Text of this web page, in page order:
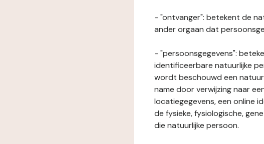
- "ontvanger": betekent de
ander orgaan dat
- "persoonsgegevens":
identificeerbare natuurlijke
wordt beschouwd een
name door verwijzing naar
locatiegegevens, een online
de fysieke, fysiologische,
die natuurlijke persoon.